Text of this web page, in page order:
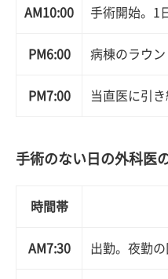
AM10:00 手術開始。1
PM6:00 病棟のラウ
PM7:00 当直医に引
手術のない日の外科医
時間帯
AM7:30 出勤。夜勤